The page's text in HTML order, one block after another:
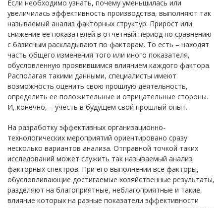
Если необходимо узнать, почему уменьшилась или
увеличилась эффективность производства, выполняют так
называемый анализ факторных структур. Прирост или
снижение ее показателей в отчетный период по сравнению
с базисным раскладывают по факторам. То есть – находят
часть общего изменения того или иного показателя,
обусловленную проявившимся влиянием каждого фактора.
Располагая такими данными, специалисты имеют
возможность оценить свою прошлую деятельность,
определить ее положительные и отрицательные стороны.
И, конечно, – учесть в будущем свой прошлый опыт.
На разработку эффективных организационно-
технологических мероприятий ориентировано сразу
несколько вариантов анализа. Отправной точкой таких
исследований может служить так называемый анализ
факторных спектров. При его выполнении все факторы,
обусловливающие достигаемые хозяйственные результаты,
разделяют на благоприятные, неблагоприятные и такие,
влияние которых на разные показатели эффективности